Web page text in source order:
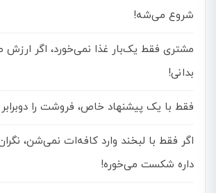
شروع می‌شه!
مشتری فقط یک‌بار غذا نمی‌خورد، اگر ارزش
بدانی!
فقط با یک پیشنهاد خاص، فروشت را
اگر فقط با لبخند وارد کافه‌ات نمی‌شن،
داره شکست می‌خوره!